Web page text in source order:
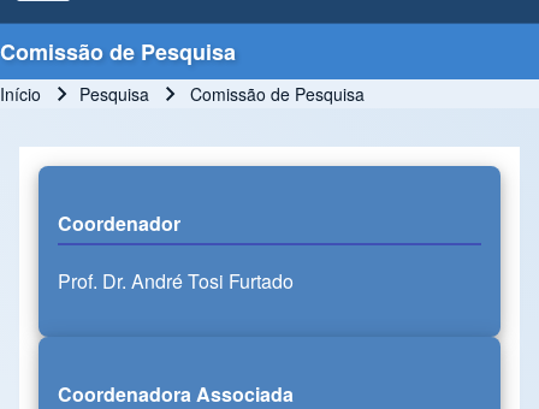
Comissão de Pesquisa
Início Pesquisa Comissão de Pesquisa
Coordenador
Prof. Dr. André Tosi Furtado
Coordenadora Associada